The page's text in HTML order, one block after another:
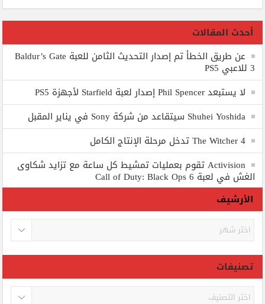
أحدث المقالات
عن طريق الخطأ تم إصدار التحديث الثامن للعبة Baldur’s Gate
3 للاعبي PS5
لا يستبعد Phil Spencer إصدار لعبة Starfield لأجهزة PS5
Shuhei Yoshida سيتقاعد من شركة Sony في يناير المقبل
The Witcher 4 تدخل مرحلة الإنتاج الكامل
Activision تقوم بعمليات تمشيط كل ساعة مع تزايد شكاوى
الغش في لعبة Call of Duty: Black Ops 6
الأرشيف
الأرشيف
تصنيفات
تصنيفات